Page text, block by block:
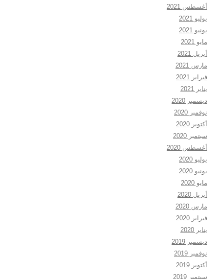
أغسطس 2021
يوليو 2021
يونيو 2021
مايو 2021
أبريل 2021
مارس 2021
فبراير 2021
يناير 2021
ديسمبر 2020
نوفمبر 2020
أكتوبر 2020
سبتمبر 2020
أغسطس 2020
يوليو 2020
يونيو 2020
مايو 2020
أبريل 2020
مارس 2020
فبراير 2020
يناير 2020
ديسمبر 2019
نوفمبر 2019
أكتوبر 2019
سبتمبر 2019